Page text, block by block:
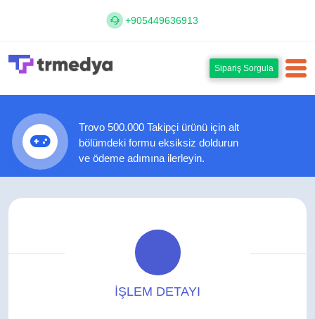
+905449636913
Sipariş Sorgula
Trovo 500.000 Takipçi ürünü için alt
bölümdeki formu eksiksiz doldurun
ve ödeme adımına ilerleyin.
İŞLEM DETAYI